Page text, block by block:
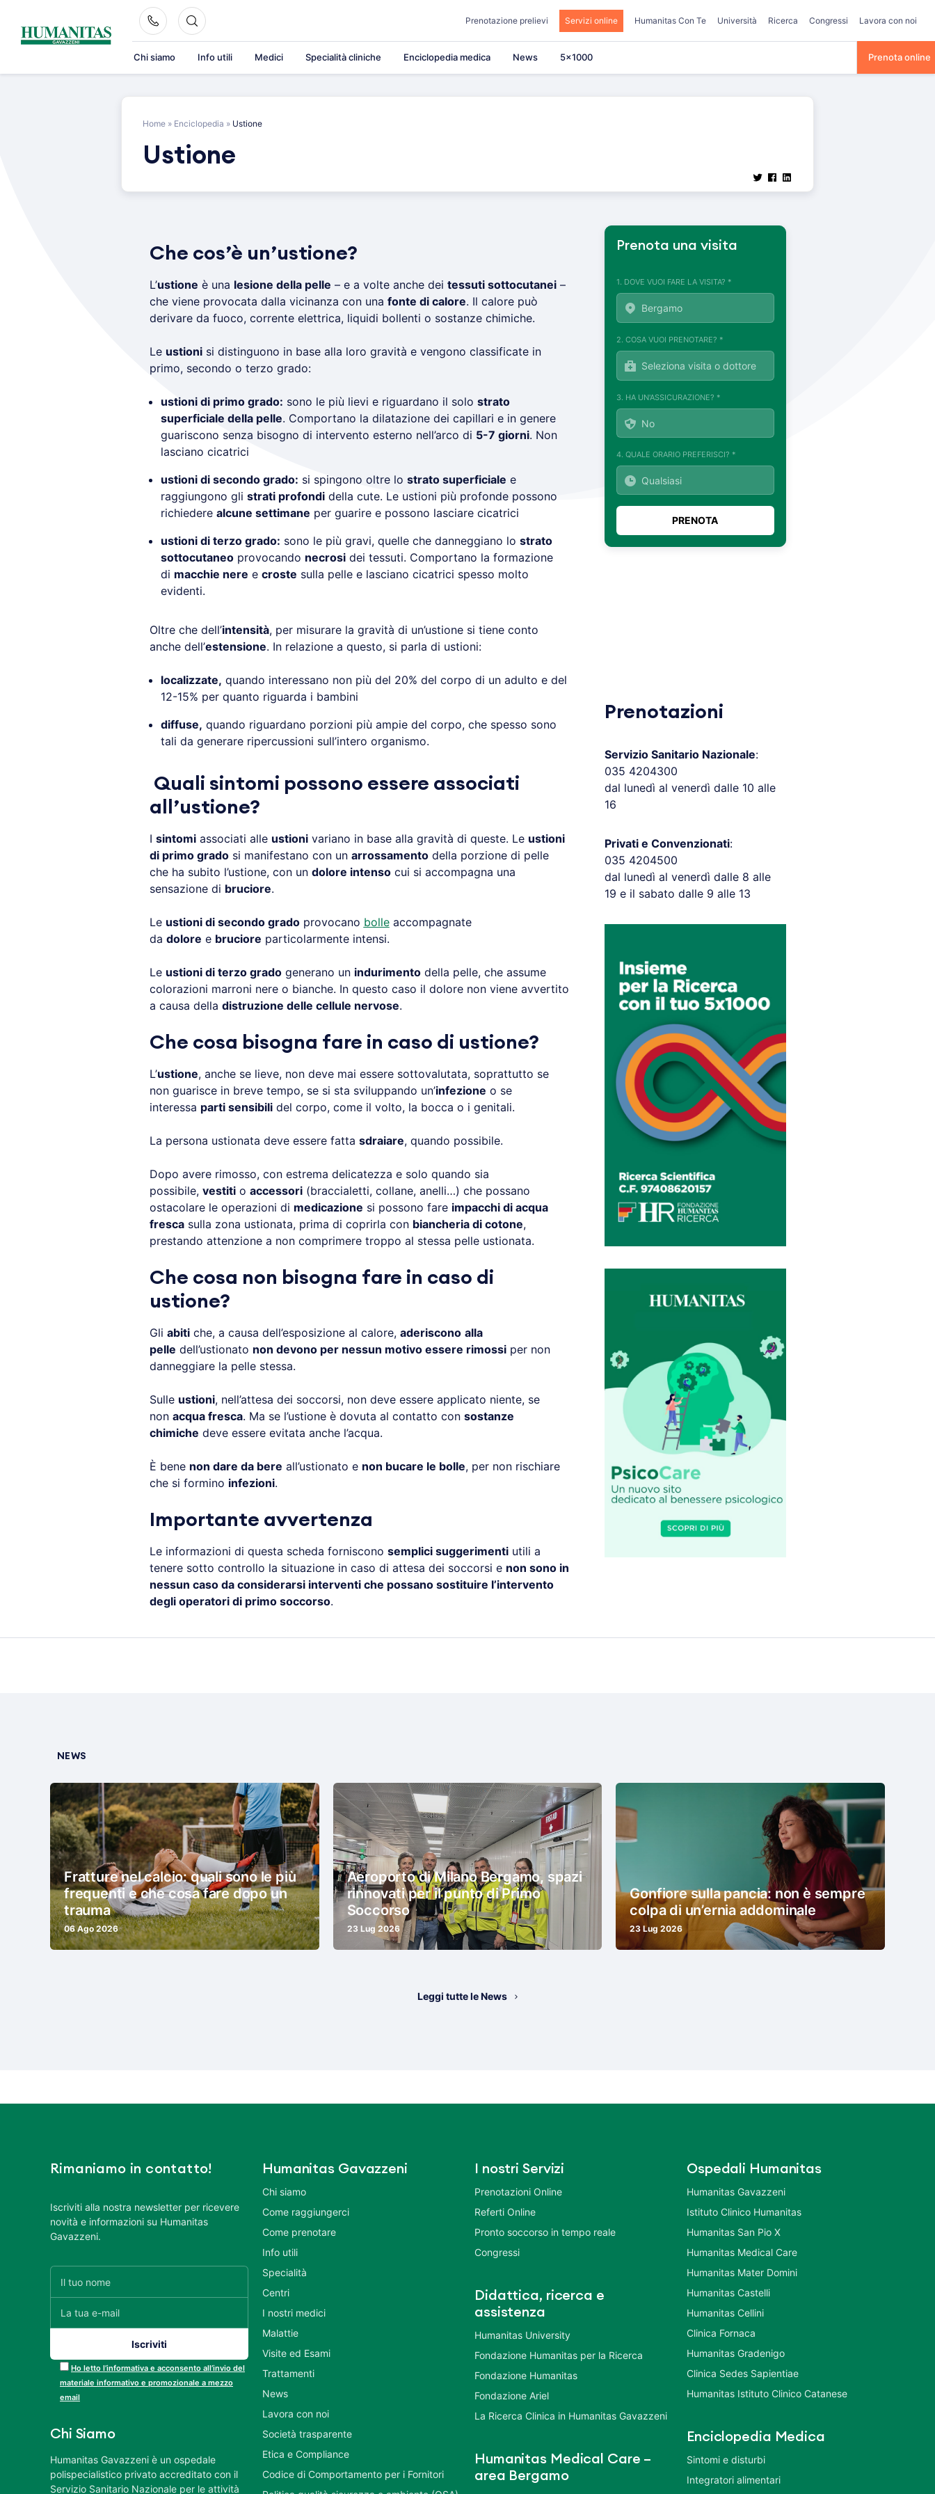
content
Prenotazione prelievi Servizi online Humanitas Con Te Università Ricerca Congressi Lavora con noi
Chi siamo Info utili Medici Specialità cliniche Enciclopedia medica News 5×1000 Prenota online
Home » Enciclopedia » Ustione
Ustione
Che cos’è un’ustione?
L’ustione è una lesione della pelle – e a volte anche dei tessuti sottocutanei–
che viene provocata dalla vicinanza con una fonte di calore. Il calore può
derivare da fuoco, corrente elettrica, liquidi bollenti o sostanze chimiche.
Le ustionisi distinguono in base alla loro gravità e vengono classificate in
primo, secondo o terzo grado:
ustioni di primo grado: sono le più lievi e riguardano il solo strato
superficiale della pelle. Comportano la dilatazione dei capillari e in genere
guariscono senza bisogno di intervento esterno nell’arco di 5-7 giorni. Non
lasciano cicatrici
ustioni di secondo grado: si spingono oltre lo strato superficiale e
raggiungono gli strati profondidella cute. Le ustioni più profonde possono
richiedere alcune settimane per guarire e possono lasciare cicatrici
ustioni di terzo grado: sono le più gravi, quelle che danneggiano lo strato
sottocutaneoprovocando necrosidei tessuti. Comportano la formazione
di macchie nere e croste sulla pelle e lasciano cicatrici spesso molto
evidenti.
Oltre che dell’intensità, per misurare la gravità di un’ustione si tiene conto
anche dell’estensione. In relazione a questo, si parla di ustioni:
localizzate, quando interessano non più del 20% del corpo di un adulto e del
12-15% per quanto riguarda i bambini
diffuse, quando riguardano porzioni più ampie del corpo, che spesso sono
tali da generare ripercussioni sull’intero organismo.
Quali sintomi possono essere associati
all’ustione?
I sintomiassociati alle ustionivariano in base alla gravità di queste. Le ustioni
di primo gradosi manifestano con un arrossamentodella porzione di pelle
che ha subito l’ustione, con un dolore intensocui si accompagna una
sensazione di bruciore.
Le ustioni di secondo gradoprovocano bolleaccompagnate
da dolore e bruciore particolarmente intensi.
Le ustioni di terzo gradogenerano un indurimentodella pelle, che assume
colorazioni marroni nere o bianche. In questo caso il dolore non viene avvertito
a causa della distruzione delle cellule nervose.
Che cosa bisogna fare in caso di ustione?
L’ustione, anche se lieve, non deve mai essere sottovalutata, soprattutto se
non guarisce in breve tempo, se si sta sviluppando un’infezione o se
interessa parti sensibilidel corpo, come il volto, la bocca o i genitali.
La persona ustionata deve essere fatta sdraiare, quando possibile.
Dopo avere rimosso, con estrema delicatezza e solo quando sia
possibile, vestitio accessori(braccialetti, collane, anelli…) che possano
ostacolare le operazioni di medicazione si possono fare impacchi di acqua
frescasulla zona ustionata, prima di coprirla con biancheria di cotone,
prestando attenzione a non comprimere troppo al stessa pelle ustionata.
Che cosa non bisogna fare in caso di
ustione?
Gli abitiche, a causa dell’esposizione al calore, aderiscono alla
pelle dell’ustionato non devono per nessun motivo essere rimossiper non
danneggiare la pelle stessa.
Sulle ustioni, nell’attesa dei soccorsi, non deve essere applicato niente, se
non acqua fresca. Ma se l’ustione è dovuta al contatto con sostanze
chimiche deve essere evitata anche l’acqua.
È bene non dare da bere all’ustionato e non bucare le bolle, per non rischiare
che si formino infezioni.
Importante avvertenza
Le informazioni di questa scheda forniscono semplici suggerimentiutili a
tenere sotto controllo la situazione in caso di attesa dei soccorsi e non sono in
nessun caso da considerarsi interventi che possano sostituire l’intervento
degli operatori di primo soccorso.
Prenota una visita
1. DOVE VUOI FARE LA VISITA? *
2. COSA VUOI PRENOTARE? *
3. HA UN'ASSICURAZIONE? *
4. QUALE ORARIO PREFERISCI? *
Prenotazioni
Servizio Sanitario Nazionale:
035 4204300
dal lunedì al venerdì dalle 10 alle
16
Privati e Convenzionati:
035 4204500
dal lunedì al venerdì dalle 8 alle
19 e il sabato dalle 9 alle 13
NEWS
Fratture nel calcio: quali sono le più
frequenti e che cosa fare dopo un
trauma
06 Ago 2026
Aeroporto di Milano Bergamo, spazi
rinnovati per il punto di Primo
Soccorso
23 Lug 2026
Gonfiore sulla pancia: non è sempre
colpa di un’ernia addominale
23 Lug 2026
Leggi tutte le News
Rimaniamo in contatto!
Iscriviti alla nostra newsletter per ricevere
novità e informazioni su Humanitas
Gavazzeni.
Ho letto l’informativa e acconsento all’invio del
materiale informativo e promozionale a mezzo
email
Chi Siamo
Humanitas Gavazzeni è un ospedale
polispecialistico privato accreditato con il
Servizio Sanitario Nazionale per le attività
Humanitas Gavazzeni
Chi siamo
Come raggiungerci
Come prenotare
Info utili
Specialità
Centri
I nostri medici
Malattie
Visite ed Esami
Trattamenti
News
Lavora con noi
Società trasparente
Etica e Compliance
Codice di Comportamento per i Fornitori
I nostri Servizi
Prenotazioni Online
Referti Online
Pronto soccorso in tempo reale
Congressi
Didattica, ricerca e
assistenza
Humanitas University
Fondazione Humanitas per la Ricerca
Fondazione Humanitas
Fondazione Ariel
La Ricerca Clinica in Humanitas Gavazzeni
Humanitas Medical Care –
area Bergamo
Ospedali Humanitas
Humanitas Gavazzeni
Istituto Clinico Humanitas
Humanitas San Pio X
Humanitas Medical Care
Humanitas Mater Domini
Humanitas Castelli
Humanitas Cellini
Clinica Fornaca
Humanitas Gradenigo
Clinica Sedes Sapientiae
Humanitas Istituto Clinico Catanese
Enciclopedia Medica
Sintomi e disturbi
Integratori alimentari